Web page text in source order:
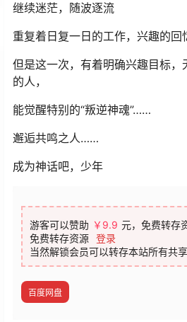
继续迷茫，随波逐流
重复着日复一日的工作，兴趣的
但是这一次，有着明确兴趣目标，
的人，
能觉醒特别的“叛逆神魂”……
邂逅共鸣之人……
成为神话吧，少年
游客可以赞助 ￥9.9 元，免费转存
免费转存资源 登录
当然解锁会员可以转存本站所有共享
百度网盘